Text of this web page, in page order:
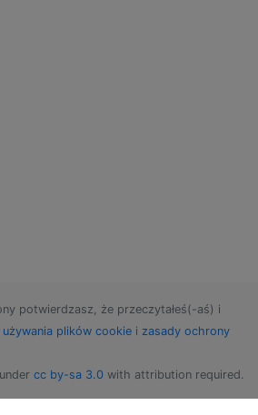
potwierdzasz, że przeczytałeś(-aś) i
używania plików cookie i zasady ochrony
cc by-sa 3.0 with attribution required.